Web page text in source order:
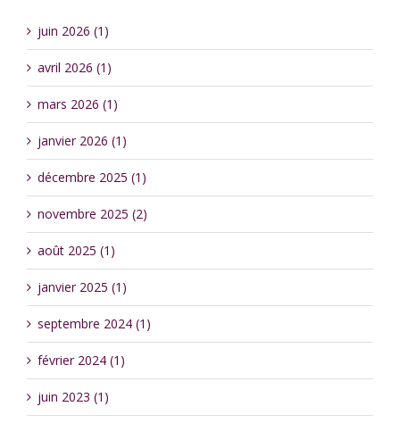
juin 2026 (1)
avril 2026 (1)
mars 2026 (1)
janvier 2026 (1)
décembre 2025 (1)
novembre 2025 (2)
août 2025 (1)
janvier 2025 (1)
septembre 2024 (1)
février 2024 (1)
juin 2023 (1)